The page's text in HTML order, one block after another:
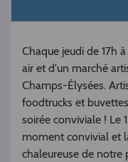
Chaque jeudi de 17h
air et d'un marché
Champs-Élysées.
foodtrucks et
soirée conviviale ! Le
moment convivial et
chaleureuse de notre